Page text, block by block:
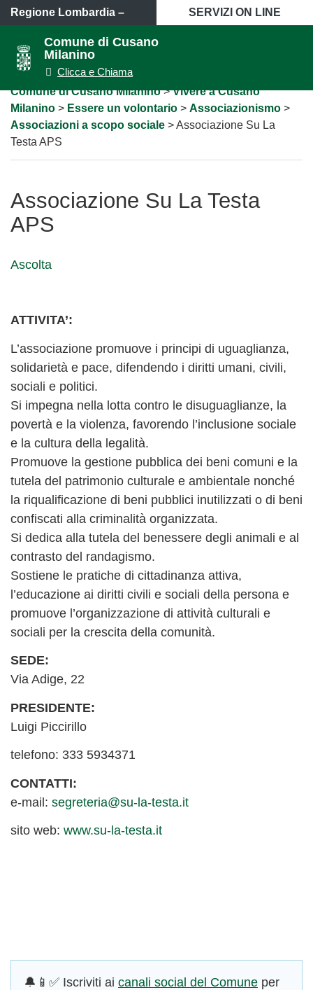
VAI AL CONTENUTO PRINCIPALE
Regione Lombardia –
Città metropolitana di
Milano
SERVIZI ON LINE
Comune di Cusano
Milanino
Clicca e Chiama
"briciole
di
pane"
Comune di Cusano Milanino>Vivere a Cusano
Milanino > Essere un volontario > Associazionismo >
Associazioni a scopo sociale >Associazione Su La
Testa APS
Associazione Su La Testa
APS
Ascolta
ATTIVITA’:
L’associazione promuove i principi di uguaglianza,
solidarietà e pace, difendendo i diritti umani, civili,
sociali e politici.
Si impegna nella lotta contro le disuguaglianze, la
povertà e la violenza, favorendo l’inclusione sociale
e la cultura della legalità.
Promuove la gestione pubblica dei beni comuni e la
tutela del patrimonio culturale e ambientale nonché
la riqualificazione di beni pubblici inutilizzati o di beni
confiscati alla criminalità organizzata.
Si dedica alla tutela del benessere degli animali e al
contrasto del randagismo.
Sostiene le pratiche di cittadinanza attiva,
l’educazione ai diritti civili e sociali della persona e
promuove l’organizzazione di attività culturali e
sociali per la crescita della comunità.
SEDE:
Via Adige, 22
PRESIDENTE:
Luigi Piccirillo
telefono: 333 5934371
CONTATTI:
e-mail: segreteria@su-la-testa.it
sito web: www.su-la-testa.it
🔔📱✅ Iscriviti ai canali social del Comune per